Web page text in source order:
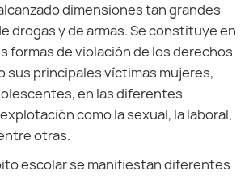
dimensiones tan grandes
drogas y de armas. Se constituye en
formas de violación de los derechos
sus principales víctimas mujeres,
en las diferentes
como la sexual, la laboral,
otras.
escolar se manifiestan diferentes